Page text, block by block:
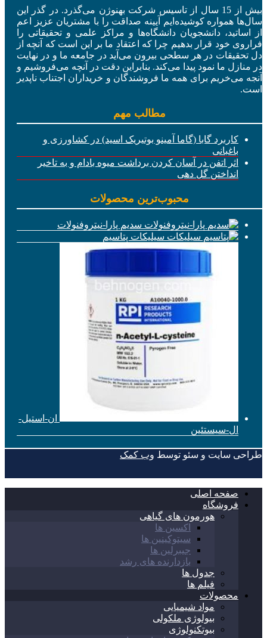
بیش از 15 سال از تاسیس شرکت بهنوژن می‌گذرد. در گذر این
سال‌ها همواره کوشیده‌ایم آیینه صداقت را با مشتریان عزیز اعم
از اساتید، دانشجویان دانشگاه‌ها و مراکز علمی و تحقیقاتی را
فراروی خود قرار بدهیم چرا که اعتقاد ما بر این است که آنچه از
دل تحقیقات در هر سطحی بیرون می‌آید در جامعه ما و در نهایت
در منازل ما نمود پیدا می‌کند. بنابراین دقت در آنچه می‌فروشیم و
آنجه می‌خریم برای همه ما فروشندگان و خریداران اجتناب ناپدیر
است.
مطالب مهم
کاربرد گابا (گاما آمینو بوتیریک اسید) در کشاورزی و
باغبانی
اثر اتفن در آسان کردن برداشت میوه بادام و به تاخیر
انداختن گل دهی
محبوب‌ترین محصولات
سدیم پارا-نیتروفنولات
سیلیکات پتاسیم
ان-استیل-
ال-سیستئین
طراحی سایت و سئو توسط وب کمک
صفحه اصلی
فروشگاه
هورمون های گیاهی
اکسین ها
سیتوکینین ها
جیبرلین ها
بازدارنده های رشد
جدول ها
فیلم ها
محصولات
مواد شیمیایی
بیولوژی ملکولی
بیوتکنولوژی